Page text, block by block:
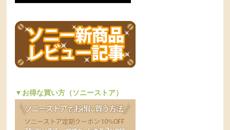
▼お得な買い方（ソニーストア）